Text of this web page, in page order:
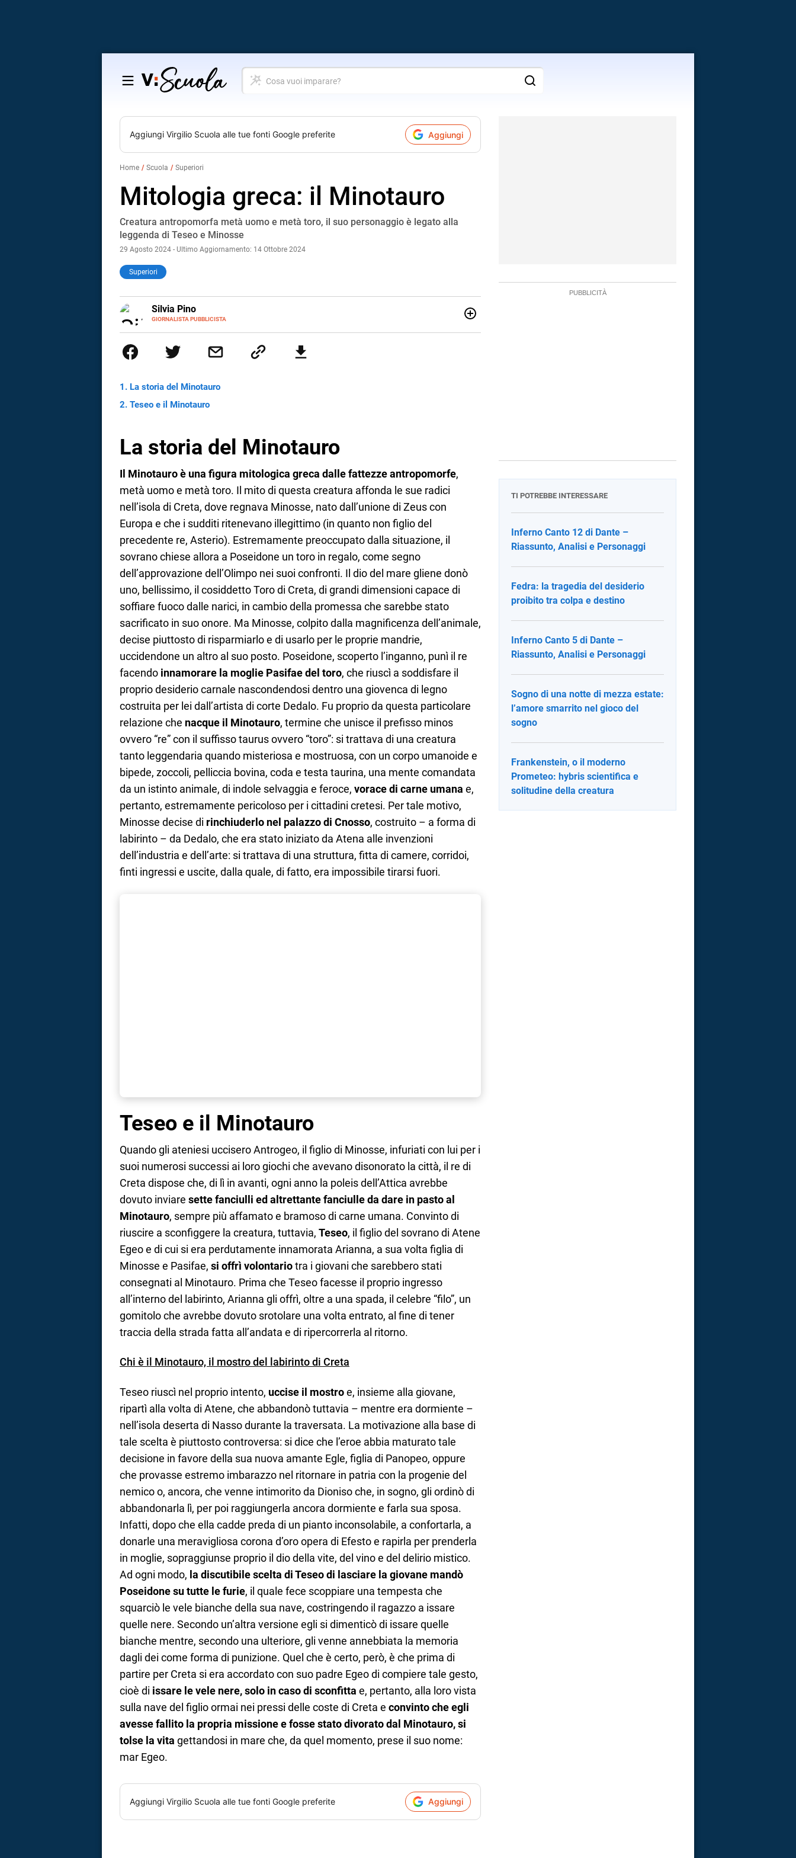
Salta
contenuto
Cosa
vuoi
Aggiungi Virgilio Scuola alle tue fonti Google preferite Aggiungi
Home Scuola Superiori
Mitologia greca: il Minotauro
Creatura antropomorfa metà uomo e metà toro, il suo personaggio è legato alla
leggenda di Teseo e Minosse
29 Agosto 2024 - Ultimo Aggiornamento: 14 Ottobre 2024
Superiori
Silvia Pino
GIORNALISTA PUBBLICISTA
E-
MAIL
comunicazione per pura casualità. Leggo, indago e amo i giochi di parole. Poiché non era
abbastanza ho iniziato a scrivere e non mi sono più fermata.
La storia del Minotauro
Teseo e il Minotauro
La storia del Minotauro
Il Minotauro è una figura mitologica greca dalle fattezze antropomorfe,
metà uomo e metà toro. Il mito di questa creatura affonda le sue radici
nell’isola di Creta, dove regnava Minosse, nato dall’unione di Zeus con
Europa e che i sudditi ritenevano illegittimo (in quanto non figlio del
precedente re, Asterio). Estremamente preoccupato dalla situazione, il
sovrano chiese allora a Poseidone un toro in regalo, come segno
dell’approvazione dell’Olimpo nei suoi confronti. Il dio del mare gliene donò
uno, bellissimo, il cosiddetto Toro di Creta, di grandi dimensioni capace di
soffiare fuoco dalle narici, in cambio della promessa che sarebbe stato
sacrificato in suo onore. Ma Minosse, colpito dalla magnificenza dell’animale,
decise piuttosto di risparmiarlo e di usarlo per le proprie mandrie,
uccidendone un altro al suo posto. Poseidone, scoperto l’inganno, punì il re
facendo innamorare la moglie Pasifae del toro, che riuscì a soddisfare il
proprio desiderio carnale nascondendosi dentro una giovenca di legno
costruita per lei dall’artista di corte Dedalo. Fu proprio da questa particolare
relazione che nacque il Minotauro, termine che unisce il prefisso minos
ovvero “re” con il suffisso taurus ovvero “toro”: si trattava di una creatura
tanto leggendaria quando misteriosa e mostruosa, con un corpo umanoide e
bipede, zoccoli, pelliccia bovina, coda e testa taurina, una mente comandata
da un istinto animale, di indole selvaggia e feroce, vorace di carne umana e,
pertanto, estremamente pericoloso per i cittadini cretesi. Per tale motivo,
Minosse decise di rinchiuderlo nel palazzo di Cnosso, costruito – a forma di
labirinto – da Dedalo, che era stato iniziato da Atena alle invenzioni
dell’industria e dell’arte: si trattava di una struttura, fitta di camere, corridoi,
finti ingressi e uscite, dalla quale, di fatto, era impossibile tirarsi fuori.
Teseo e il Minotauro
Quando gli ateniesi uccisero Antrogeo, il figlio di Minosse, infuriati con lui per i
suoi numerosi successi ai loro giochi che avevano disonorato la città, il re di
Creta dispose che, di lì in avanti, ogni anno la poleis dell’Attica avrebbe
dovuto inviare sette fanciulli ed altrettante fanciulle da dare in pasto al
Minotauro, sempre più affamato e bramoso di carne umana. Convinto di
riuscire a sconfiggere la creatura, tuttavia, Teseo, il figlio del sovrano di Atene
Egeo e di cui si era perdutamente innamorata Arianna, a sua volta figlia di
Minosse e Pasifae, si offrì volontariotra i giovani che sarebbero stati
consegnati al Minotauro. Prima che Teseo facesse il proprio ingresso
all’interno del labirinto, Arianna gli offrì, oltre a una spada, il celebre “filo”, un
gomitolo che avrebbe dovuto srotolare una volta entrato, al fine di tener
traccia della strada fatta all’andata e di ripercorrerla al ritorno.
Chi è il Minotauro, il mostro del labirinto di Creta
Teseo riuscì nel proprio intento, uccise il mostroe, insieme alla giovane,
ripartì alla volta di Atene, che abbandonò tuttavia – mentre era dormiente –
nell’isola deserta di Nasso durante la traversata. La motivazione alla base di
tale scelta è piuttosto controversa: si dice che l’eroe abbia maturato tale
decisione in favore della sua nuova amante Egle, figlia di Panopeo, oppure
che provasse estremo imbarazzo nel ritornare in patria con la progenie del
nemico o, ancora, che venne intimorito da Dioniso che, in sogno, gli ordinò di
abbandonarla lì, per poi raggiungerla ancora dormiente e farla sua sposa.
Infatti, dopo che ella cadde preda di un pianto inconsolabile, a confortarla, a
donarle una meravigliosa corona d’oro opera di Efesto e rapirla per prenderla
in moglie, sopraggiunse proprio il dio della vite, del vino e del delirio mistico.
Ad ogni modo, la discutibile scelta di Teseo di lasciare la giovane mandò
Poseidone su tutte le furie, il quale fece scoppiare una tempesta che
squarciò le vele bianche della sua nave, costringendo il ragazzo a issare
quelle nere. Secondo un’altra versione egli si dimenticò di issare quelle
bianche mentre, secondo una ulteriore, gli venne annebbiata la memoria
dagli dei come forma di punizione. Quel che è certo, però, è che prima di
partire per Creta si era accordato con suo padre Egeo di compiere tale gesto,
cioè di issare le vele nere, solo in caso di sconfitta e, pertanto, alla loro vista
sulla nave del figlio ormai nei pressi delle coste di Creta e convinto che egli
avesse fallito la propria missione e fosse stato divorato dal Minotauro, si
tolse la vita gettandosi in mare che, da quel momento, prese il suo nome:
mar Egeo.
Aggiungi Virgilio Scuola alle tue fonti Google preferite Aggiungi
TI POTREBBE INTERESSARE
Inferno Canto 12 di Dante –
Riassunto, Analisi e Personaggi
Fedra: la tragedia del desiderio
proibito tra colpa e destino
Inferno Canto 5 di Dante –
Riassunto, Analisi e Personaggi
Sogno di una notte di mezza estate:
l’amore smarrito nel gioco del
sogno
Frankenstein, o il moderno
Prometeo: hybris scientifica e
solitudine della creatura